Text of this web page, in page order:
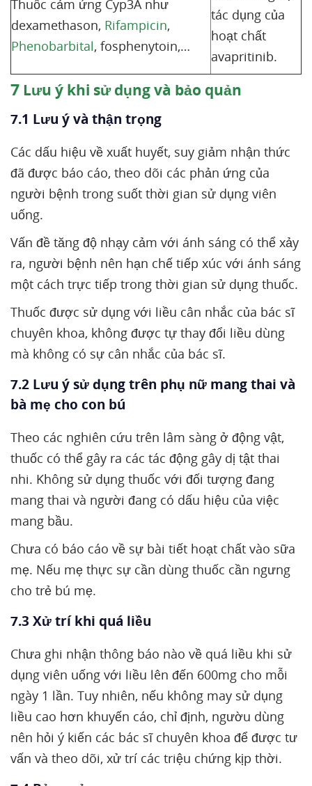
Thuốc cảm ứng Cyp3A như
dexamethason, Rifampicin,
Phenobarbital, fosphenytoin,…
tác dụng của
hoạt chất
avapritinib.
7 Lưu ý khi sử dụng và bảo quản
7.1 Lưu ý và thận trọng
Các dấu hiệu về xuất huyết, suy giảm nhận thức
đã được báo cáo, theo dõi các phản ứng của
người bệnh trong suốt thời gian sử dụng viên
uống.
Vấn đề tăng độ nhạy cảm với ánh sáng có thể xảy
ra, người bệnh nên hạn chế tiếp xúc với ánh sáng
một cách trực tiếp trong thời gian sử dụng thuốc.
Thuốc được sử dụng với liều cân nhắc của bác sĩ
chuyên khoa, không được tự thay đổi liều dùng
mà không có sự cân nhắc của bác sĩ.
7.2 Lưu ý sử dụng trên phụ nữ mang thai và
bà mẹ cho con bú
Theo các nghiên cứu trên lâm sàng ở động vật,
thuốc có thể gây ra các tác động gây dị tật thai
nhi. Không sử dụng thuốc với đối tượng đang
mang thai và người đang có dấu hiệu của việc
mang bầu.
Chưa có báo cáo về sự bài tiết hoạt chất vào sữa
mẹ. Nếu mẹ thực sự cần dùng thuốc cần ngưng
cho trẻ bú mẹ.
7.3 Xử trí khi quá liều
Chưa ghi nhận thông báo nào về quá liều khi sử
dụng viên uống với liều lên đến 600mg cho mỗi
ngày 1 lần. Tuy nhiên, nếu không may sử dụng
liều cao hơn khuyến cáo, chỉ định, ngườu dùng
nên hỏi ý kiến các bác sĩ chuyên khoa để được tư
vấn và theo dõi, xử trí các triệu chứng kịp thời.